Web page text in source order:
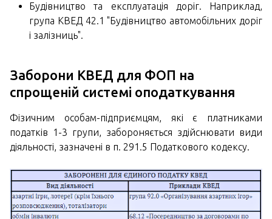
Будівництво та експлуатація доріг. Наприклад,
група КВЕД 42.1 "Будівництво автомобільних доріг
і залізниць".
Заборони КВЕД для ФОП на
спрощеній системі оподаткування
Фізичним особам-підприємцям, які є платниками
податків 1-3 групи, забороняється здійснювати види
діяльності, зазначені в п. 291.5 Податкового кодексу.